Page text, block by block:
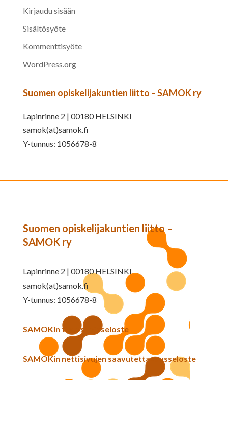
Kirjaudu sisään
Sisältösyöte
Kommenttisyöte
WordPress.org
Suomen opiskelijakuntien liitto – SAMOK ry
Lapinrinne 2 | 00180 HELSINKI
samok(at)samok.fi
Y-tunnus: 1056678-8
Suomen opiskelijakuntien liitto –
SAMOK ry
Lapinrinne 2 | 00180 HELSINKI
samok(at)samok.fi
Y-tunnus: 1056678-8
SAMOKin tietosuojaseloste
SAMOKin nettisivujen saavutettavuusseloste